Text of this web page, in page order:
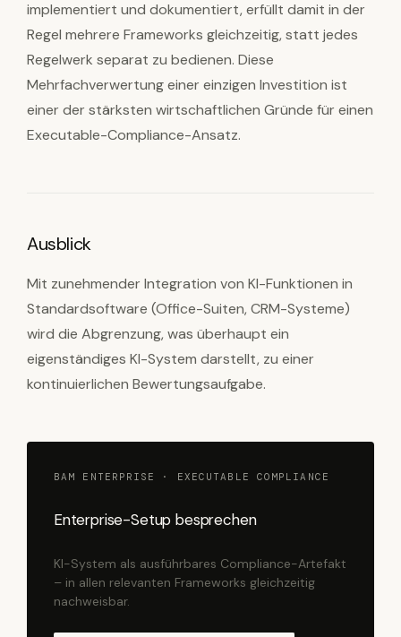
implementiert und dokumentiert, erfüllt damit in der
Regel mehrere Frameworks gleichzeitig, statt jedes
Regelwerk separat zu bedienen. Diese
Mehrfachverwertung einer einzigen Investition ist
einer der stärksten wirtschaftlichen Gründe für einen
Executable-Compliance-Ansatz.
Ausblick
Mit zunehmender Integration von KI-Funktionen in
Standardsoftware (Office-Suiten, CRM-Systeme)
wird die Abgrenzung, was überhaupt ein
eigenständiges KI-System darstellt, zu einer
kontinuierlichen Bewertungsaufgabe.
BAM ENTERPRISE · EXECUTABLE COMPLIANCE
Enterprise-Setup besprechen
KI-System als ausführbares Compliance-Artefakt
– in allen relevanten Frameworks gleichzeitig
nachweisbar.